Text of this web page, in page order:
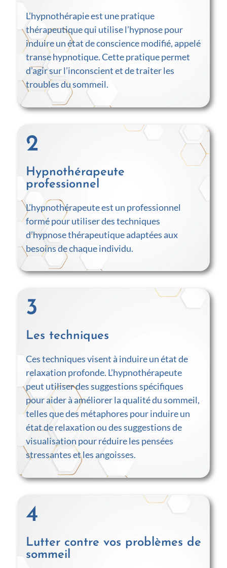
L’hypnothérapie est une pratique
thérapeutique qui utilise l’hypnose pour
induire un état de conscience modifié, appelé
transe hypnotique. Cette pratique permet
d’agir sur l’inconscient et de traiter les
troubles du sommeil.
2
Hypnothérapeute
professionnel
L’hypnothérapeute est un professionnel
formé pour utiliser des techniques
d’hypnose thérapeutique adaptées aux
besoins de chaque individu.
3
Les techniques
Ces techniques visent à induire un état de
relaxation profonde. L’hypnothérapeute
peut utiliser des suggestions spécifiques
pour aider à améliorer la qualité du sommeil,
telles que des métaphores pour induire un
état de relaxation ou des suggestions de
visualisation pour réduire les pensées
stressantes et les angoisses.
4
Lutter contre vos problèmes de
sommeil